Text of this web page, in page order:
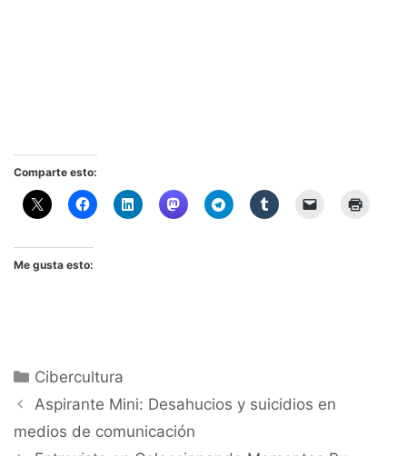
Comparte esto:
Me gusta esto:
Categorías
Cibercultura
Aspirante Mini: Desahucios y suicidios en
medios de comunicación